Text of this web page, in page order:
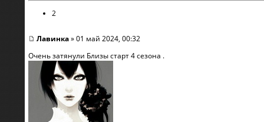
2
Лавинка» 01 май 2024, 00:32
Очень затянули Близы старт 4 сезона .